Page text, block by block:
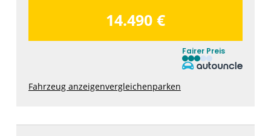
14.490 €
Fairer Preis
Fahrzeug anzeigenvergleichenparken